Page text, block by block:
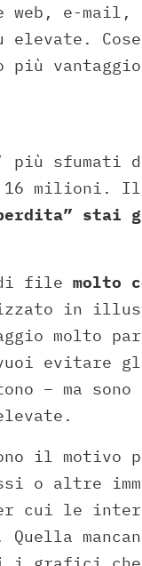
web, e-
più
più sfumati
milioni. Il
stai
di file molto
in
molto
evitare
– ma
il
o altre
cui le